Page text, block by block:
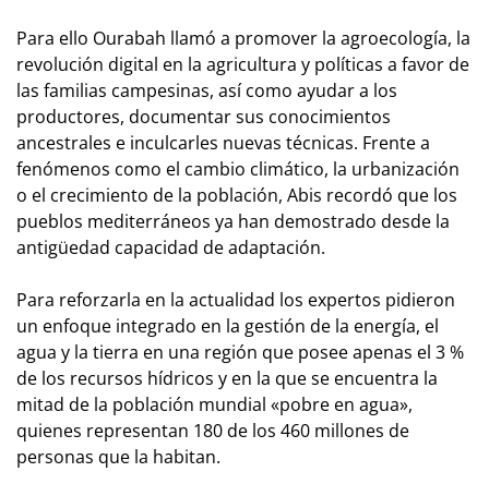
Para ello Ourabah llamó a promover la agroecología, la
revolución digital en la agricultura y políticas a favor de
las familias campesinas, así como ayudar a los
productores, documentar sus conocimientos
ancestrales e inculcarles nuevas técnicas. Frente a
fenómenos como el cambio climático, la urbanización
o el crecimiento de la población, Abis recordó que los
pueblos mediterráneos ya han demostrado desde la
antigüedad capacidad de adaptación.
Para reforzarla en la actualidad los expertos pidieron
un enfoque integrado en la gestión de la energía, el
agua y la tierra en una región que posee apenas el 3 %
de los recursos hídricos y en la que se encuentra la
mitad de la población mundial «pobre en agua»,
quienes representan 180 de los 460 millones de
personas que la habitan.